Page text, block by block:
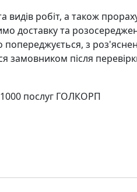
робіт, а також
доставку та
з
замовником після